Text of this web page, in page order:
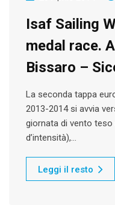
Isaf Sailing
medal race.
Bissaro –
La seconda tappa
2013-2014 si avvia
giornata di vento
d’intensità),…
Leggi il resto